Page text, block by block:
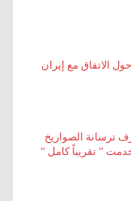
الاتفاق مع إيران
ترسانة الصواريخ
” تقريباً كامل ”